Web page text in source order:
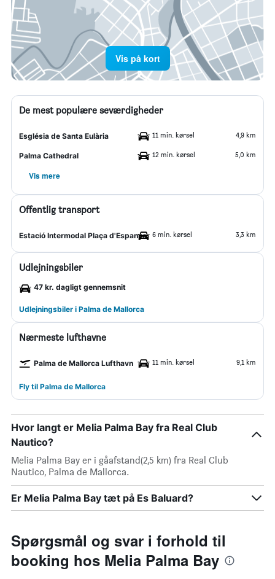
Vis på kort
De mest populære seværdigheder
Església de Santa Eulària 11 min. kørsel 4,9 km
Palma Cathedral 12 min. kørsel 5,0 km
Vis mere
Offentlig transport
Estació Intermodal Plaça d'Espanya 6 min. kørsel 3,3 km
Udlejningsbiler
47 kr. dagligt gennemsnit
Udlejningsbiler i Palma de Mallorca
Nærmeste lufthavne
Palma de Mallorca Lufthavn 11 min. kørsel 9,1 km
Fly til Palma de Mallorca
Hvor langt er Melia Palma Bay fra Real Club
Nautico?
Melia Palma Bay er i gåafstand(2,5 km) fra Real Club
Nautico, Palma de Mallorca.
Er Melia Palma Bay tæt på Es Baluard?
Spørgsmål og svar i forhold til
booking hos Melia Palma Bay